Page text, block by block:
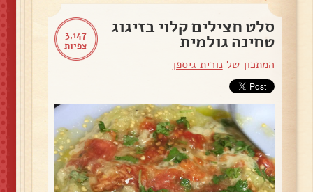
3,147
צפיות
סלט חצילים קלוי בזיגוג
טחינה גולמית
המתכון שלנורית גיספן